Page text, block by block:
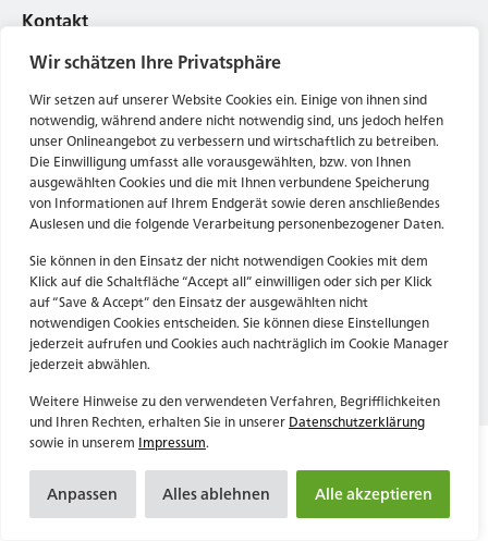
Wir schätzen Ihre Privatsphäre
Wir setzen auf unserer Website Cookies ein. Einige von ihnen sind
notwendig, während andere nicht notwendig sind, uns jedoch helfen
unser Onlineangebot zu verbessern und wirtschaftlich zu betreiben.
Die Einwilligung umfasst alle vorausgewählten, bzw. von Ihnen
ausgewählten Cookies und die mit Ihnen verbundene Speicherung
von Informationen auf Ihrem Endgerät sowie deren anschließendes
Auslesen und die folgende Verarbeitung personenbezogener Daten.
Sie können in den Einsatz der nicht notwendigen Cookies mit dem
Klick auf die Schaltfläche “Accept all” einwilligen oder sich per Klick
auf “Save & Accept” den Einsatz der ausgewählten nicht
notwendigen Cookies entscheiden. Sie können diese Einstellungen
jederzeit aufrufen und Cookies auch nachträglich im Cookie Manager
jederzeit abwählen.
Weitere Hinweise zu den verwendeten Verfahren, Begrifflichkeiten
und Ihren Rechten, erhalten Sie in unsererDatenschutzerklärung
sowie in unserem Impressum.
Anpassen Alles ablehnen Alle akzeptieren
60311 Frankfurt am Main
74072 Heilbronn
→ Anfahrtsplan Heilbronn
Datenschutzerklärung
Impressum
Kontakt
Tel. Zentrale: +49 (69) 27273681
E-Mail: kontakt@forwerts.com
FFM – Friedensstraße 11
60311 Frankfurt am Main
→ Anfahrtsplan Frankfurt
HN – Gymnasiumstraße 35
74072 Heilbronn
→ Anfahrtsplan Heilbronn
Datenschutzerklärung
Impressum